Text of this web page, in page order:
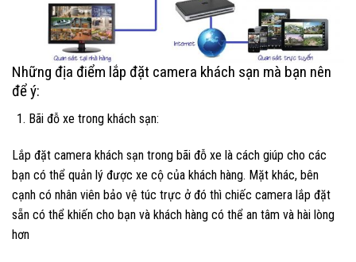
Những địa điểm lắp đặt camera khách sạn mà bạn nên
để ý:
Bãi đỗ xe trong khách sạn:
Lắp đặt camera khách sạn trong bãi đỗ xe là cách giúp cho các
bạn có thể quản lý được xe cộ của khách hàng. Mặt khác, bên
cạnh có nhân viên bảo vệ túc trực ở đó thì chiếc camera lắp đặt
sẵn có thể khiến cho bạn và khách hàng có thể an tâm và hài lòng
hơn